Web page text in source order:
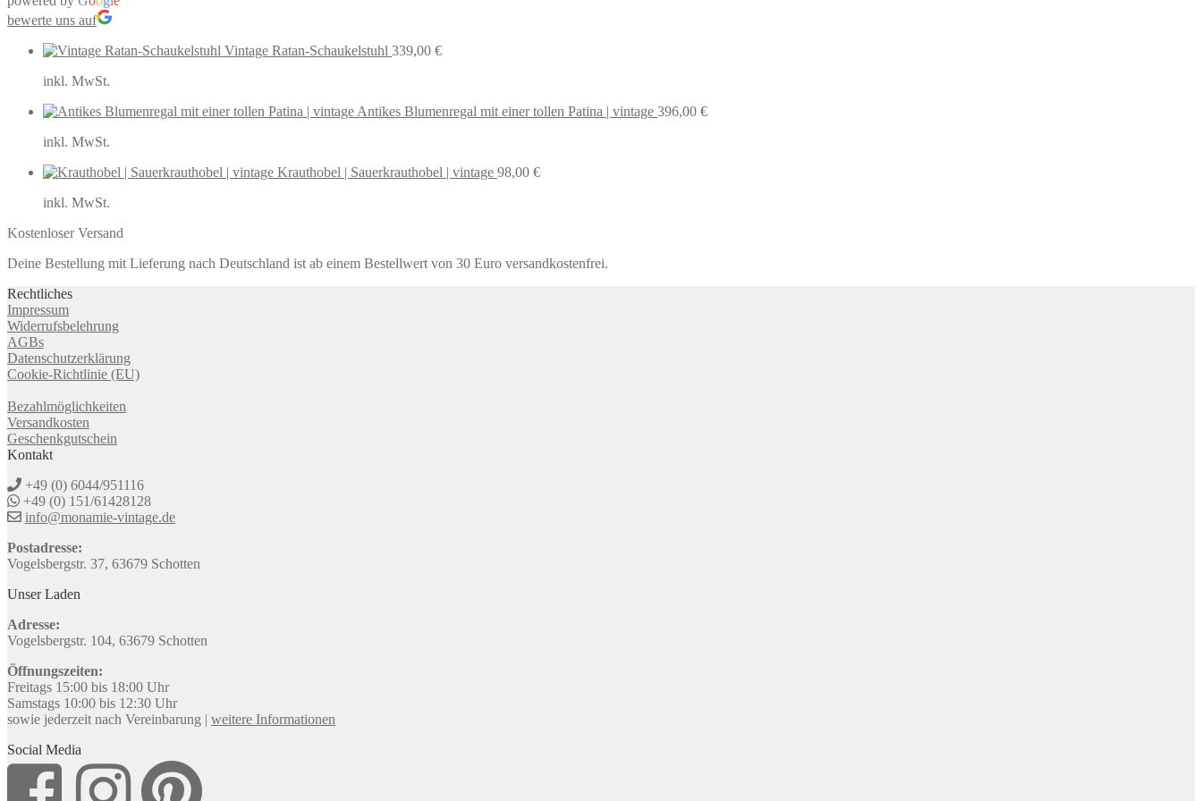
bewerte uns auf
Vintage Ratan-Schaukelstuhl 339,00 €
inkl. MwSt.
Antikes Blumenregal mit einer tollen Patina | vintage 396,00 €
inkl. MwSt.
Krauthobel | Sauerkrauthobel | vintage 98,00 €
inkl. MwSt.
Kostenloser Versand
Deine Bestellung mit Lieferung nach Deutschland ist ab einem Bestellwert von 30 Euro versandkostenfrei.
Rechtliches
Impressum
Widerrufsbelehrung
AGBs
Datenschutzerklärung
Cookie-Richtlinie (EU)
Bezahlmöglichkeiten
Versandkosten
Geschenkgutschein
Kontakt
+49 (0) 6044/951116
+49 (0) 151/61428128
info@monamie-vintage.de
Postadresse:
Vogelsbergstr. 37, 63679 Schotten
Unser Laden
Adresse:
Vogelsbergstr. 104, 63679 Schotten
Öffnungszeiten:
Freitags 15:00 bis 18:00 Uhr
Samstags 10:00 bis 12:30 Uhr
sowie jederzeit nach Vereinbarung | weitere Informationen
Social Media